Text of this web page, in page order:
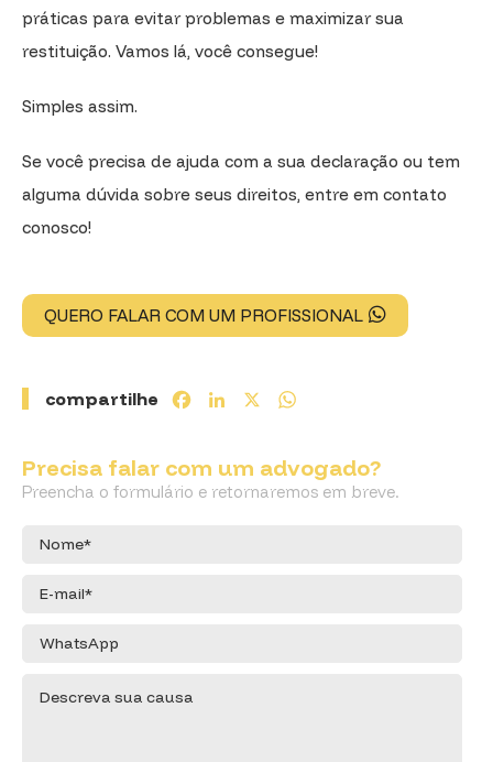
práticas para evitar problemas e maximizar sua
restituição. Vamos lá, você consegue!
Simples assim.
Se você precisa de ajuda com a sua declaração ou tem
alguma dúvida sobre seus direitos, entre em contato
conosco!
QUERO FALAR COM UM PROFISSIONAL
compartilhe FacebookLinkedIn
Precisa falar com um advogado?
Preencha o formulário e retornaremos em breve.